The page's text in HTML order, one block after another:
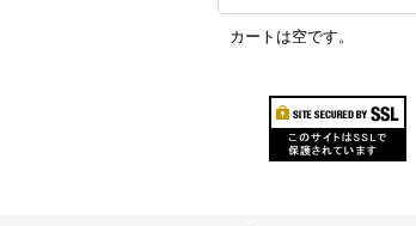
カートは空です。